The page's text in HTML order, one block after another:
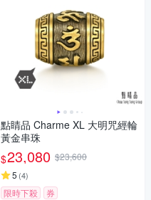
點睛品 Charme XL 大明咒經輪
黃金串珠
$23,080 $23,600
5 (4)
限時下殺 券